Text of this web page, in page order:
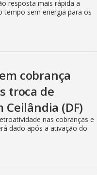
resposta mais rápida a
tempo sem energia para os
cobrança
troca de
(DF)
nas cobranças e
dado após a ativação do